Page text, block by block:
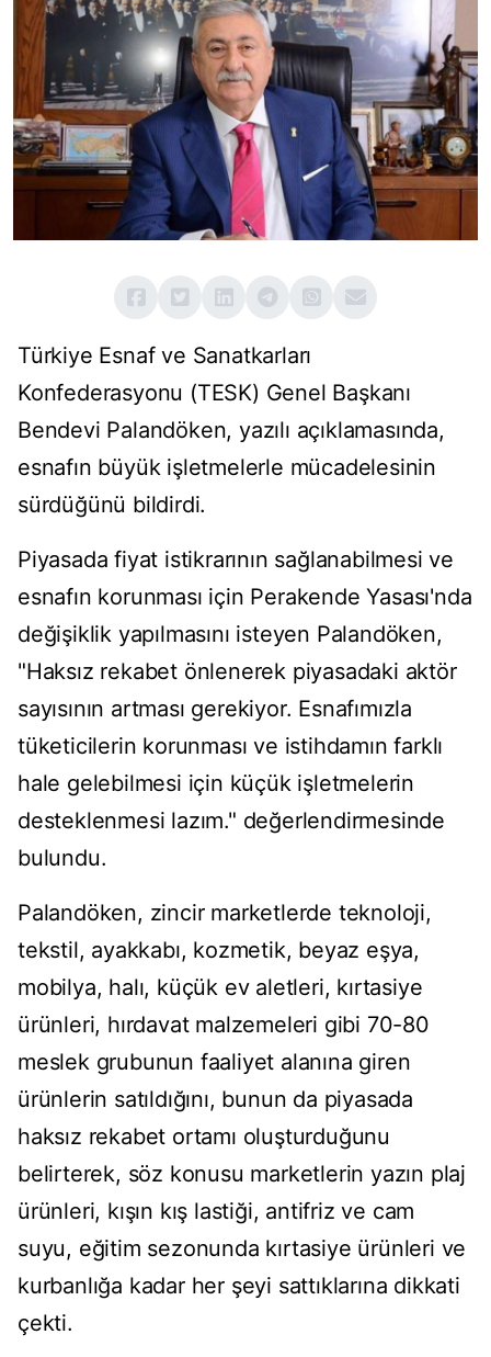
Türkiye Esnaf ve Sanatkarları
Konfederasyonu (TESK) Genel Başkanı
Bendevi Palandöken, yazılı açıklamasında,
esnafın büyük işletmelerle mücadelesinin
sürdüğünü bildirdi.
Piyasada fiyat istikrarının sağlanabilmesi ve
esnafın korunması için Perakende Yasası'nda
değişiklik yapılmasını isteyen Palandöken,
"Haksız rekabet önlenerek piyasadaki aktör
sayısının artması gerekiyor. Esnafımızla
tüketicilerin korunması ve istihdamın farklı
hale gelebilmesi için küçük işletmelerin
desteklenmesi lazım." değerlendirmesinde
bulundu.
Palandöken, zincir marketlerde teknoloji,
tekstil, ayakkabı, kozmetik, beyaz eşya,
mobilya, halı, küçük ev aletleri, kırtasiye
ürünleri, hırdavat malzemeleri gibi 70-80
meslek grubunun faaliyet alanına giren
ürünlerin satıldığını, bunun da piyasada
haksız rekabet ortamı oluşturduğunu
belirterek, söz konusu marketlerin yazın plaj
ürünleri, kışın kış lastiği, antifriz ve cam
suyu, eğitim sezonunda kırtasiye ürünleri ve
kurbanlığa kadar her şeyi sattıklarına dikkati
çekti.